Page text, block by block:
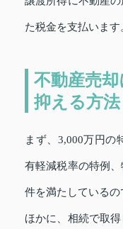
た税金を支払います
不動産売
抑える方
まず、3,000万円の
有軽減税率の特例
件を満たしているの
ほかに、相続で取